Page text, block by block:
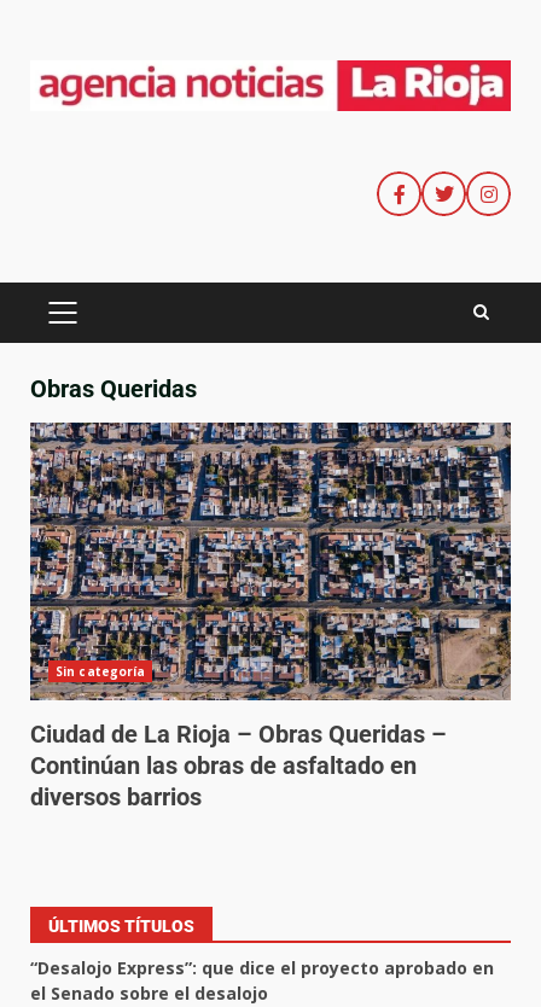
Obras Queridas
Sin categoría
Ciudad de La Rioja – Obras Queridas –
Continúan las obras de asfaltado en
diversos barrios
ÚLTIMOS TÍTULOS
“Desalojo Express”: que dice el proyecto aprobado en
el Senado sobre el desalojo